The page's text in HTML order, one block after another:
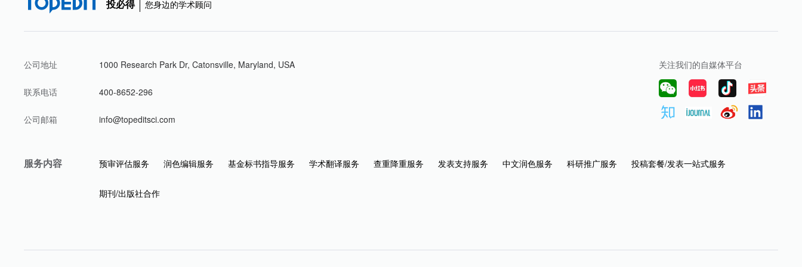
投必得 您身边的学术顾问
公司地址 1000 Research Park Dr, Catonsville, Maryland, USA
联系电话 400-8652-296
公司邮箱 info@topeditsci.com
关注我们的自媒体平台
服务内容 预审评估服务 润色编辑服务 基金标书指导服务 学术翻译服务 查重降重服务 发表支持服务 中文润色服务 科研推广服务 投稿套餐/发表一站式服务
期刊/出版社合作